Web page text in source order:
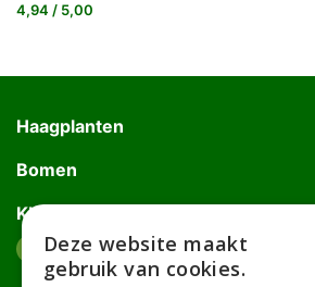
4,94 / 5,00
Haagplanten
Bomen
Klantenservice
Afhaaladres
Deurningerweg 50, 7623 AH
Deze website maakt
gebruik van cookies.